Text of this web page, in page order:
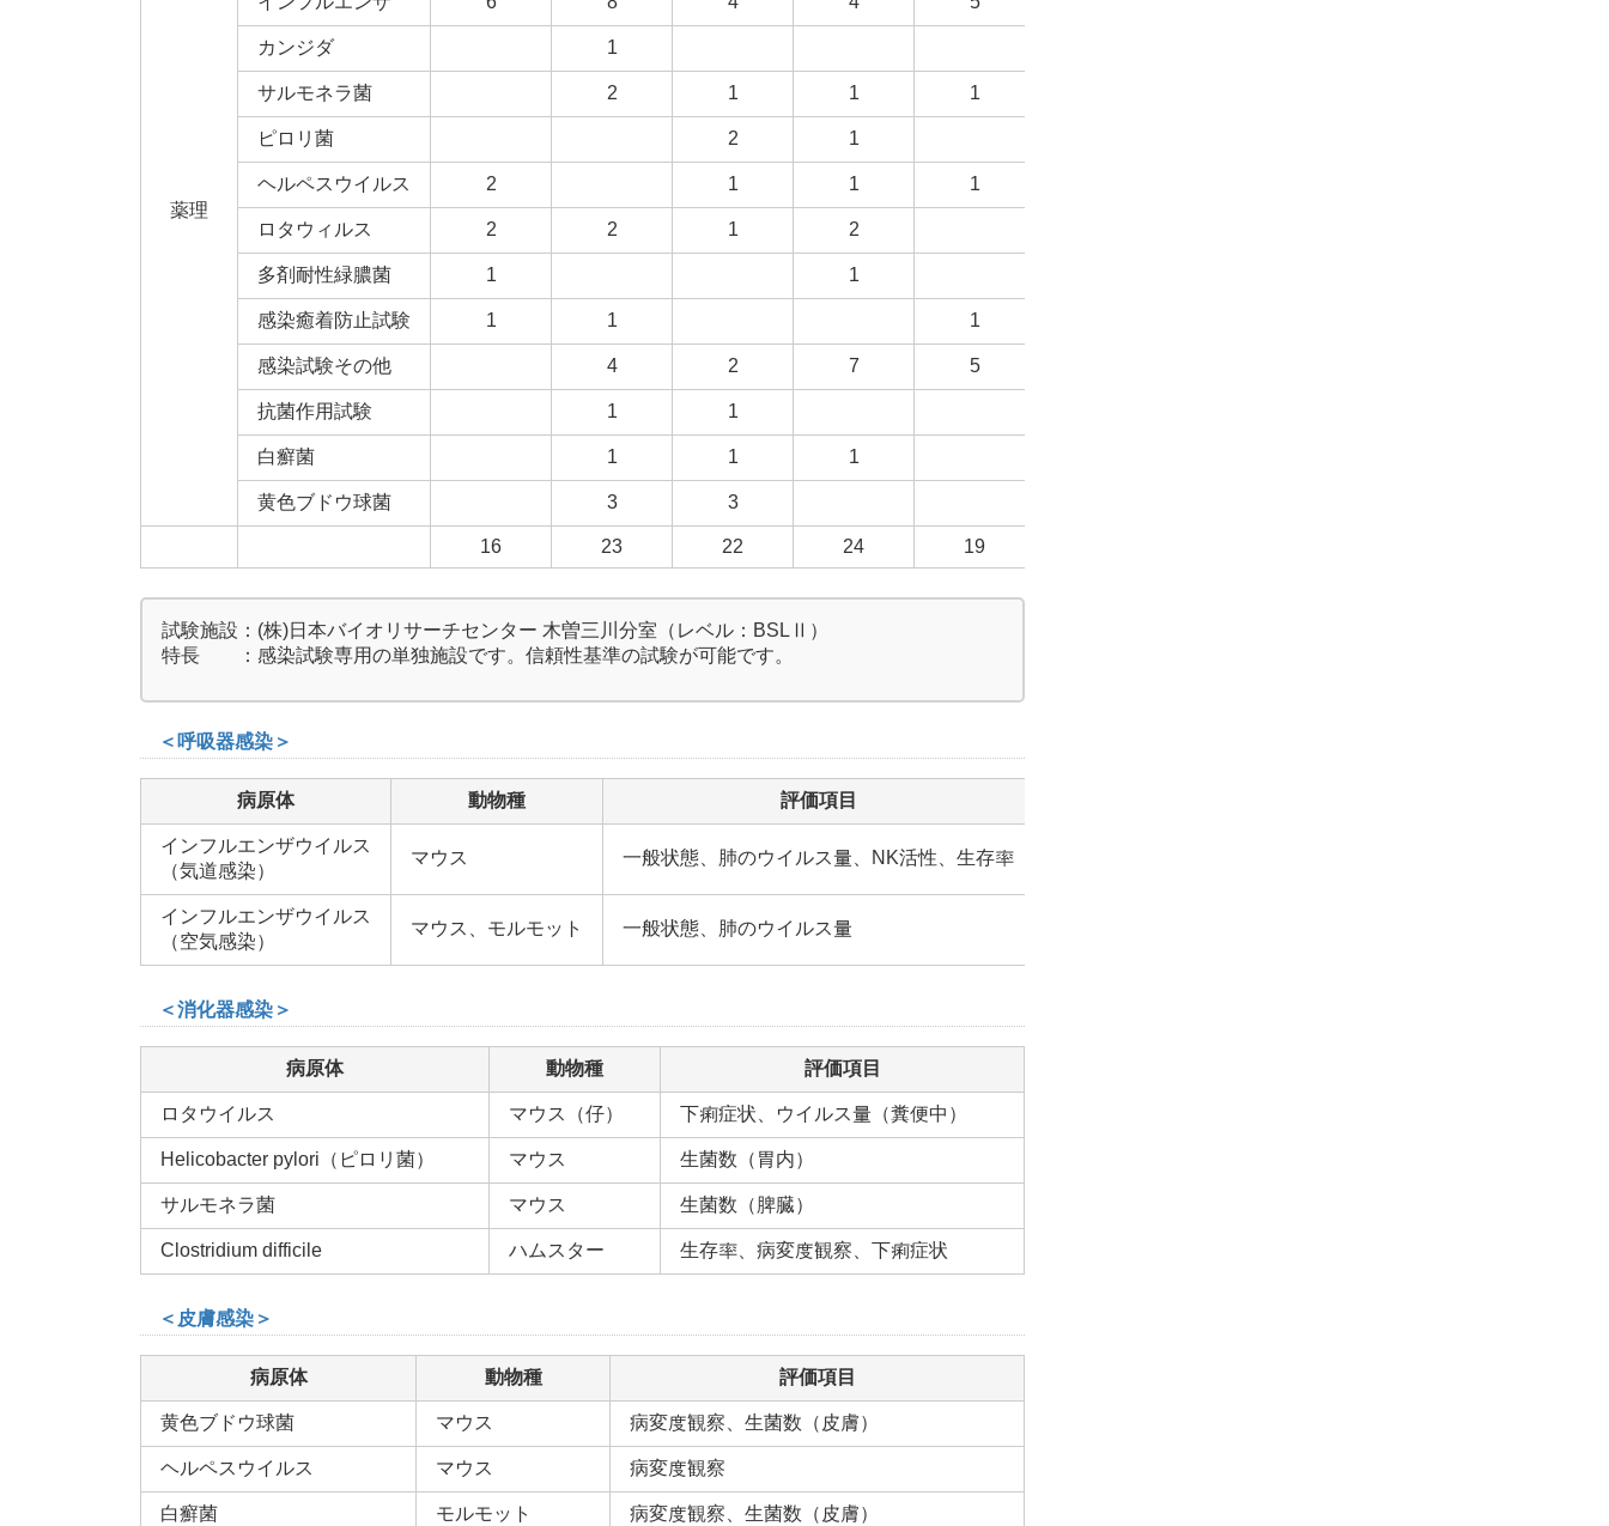
薬理
カンジダ 1
サルモネラ菌 2 1 1 1
ピロリ菌 2 1
ヘルペスウイルス 2 1 1 1
ロタウィルス 2 2 1 2
多剤耐性緑膿菌 1 1
感染癒着防止試験 1 1 1
感染試験その他 4 2 7 5
抗菌作用試験 1 1
白癬菌 1 1 1
黄色ブドウ球菌 3 3
16 23 22 24 19
試験施設 ： (株)日本バイオリサーチセンター 木曽三川分室（レベル：BSLⅡ）
特長
： 感染試験専用の単独施設です。信頼性基準の試験が可能です。
＜呼吸器感染＞
病原体 動物種 評価項目
インフルエンザウイルス
（気道感染）
マウス 一般状態、肺のウイルス量、NK活性、生存率
インフルエンザウイルス
（空気感染）
マウス、モルモット 一般状態、肺のウイルス量
＜消化器感染＞
病原体 動物種 評価項目
ロタウイルス マウス（仔） 下痢症状、ウイルス量（糞便中）
Helicobacter pylori（ピロリ菌） マウス 生菌数（胃内）
サルモネラ菌 マウス 生菌数（脾臓）
Clostridium difficile ハムスター 生存率、病変度観察、下痢症状
＜皮膚感染＞
病原体 動物種 評価項目
黄色ブドウ球菌 マウス 病変度観察、生菌数（皮膚）
ヘルペスウイルス マウス 病変度観察
白癬菌 モルモット 病変度観察、生菌数（皮膚）